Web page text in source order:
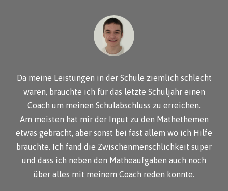
Da meine Leistungen in der Schule ziemlich schlecht
waren, brauchte ich für das letzte Schuljahr einen
Coach um meinen Schulabschluss zu erreichen.
Am meisten hat mir der Input zu den Mathethemen
etwas gebracht, aber sonst bei fast allem wo ich Hilfe
brauchte. Ich fand die Zwischenmenschlichkeit super
und dass ich neben den Matheaufgaben auch noch
über alles mit meinem Coach reden konnte.